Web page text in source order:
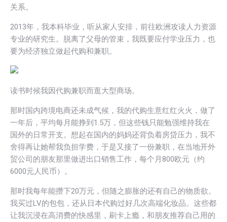
关系。
2013年，我本科毕业，听从家人安排，前往欧洲攻读人力资源
专业的研究生。脱离了父母的管束，我既要应付学业压力，也
要为经济独立做起代购和兼职。
读书时候我因代购兼职而逛大型商场。
那时国内跨境电商还未成气候，我的代购生意红红火火，做了
一年后，平均每月能挣到1.5万，但这些钱只能勉强维持我在
国外的日常开支。想起在国内的妈妈还背负着房贷压力，我不
舍得再让她帮我负担学费，于是又接了一份兼职，在当地开外
贸公司的朋友那里做进出口销售工作，每个月800欧元（约
6000元人民币）。
那时我每年能攒下20万元，但随之膨胀的还有自己的物质欲。
我买过LV的包包，还从日本代购过好几次高端化妆品。这些都
让我沉浸在高消费的快感里，刷卡上瘾，和朋友推荐自己用的